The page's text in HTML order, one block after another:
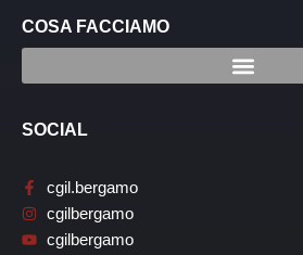
COSA FACCIAMO
SOCIAL
cgil.bergamo
cgilbergamo
cgilbergamo